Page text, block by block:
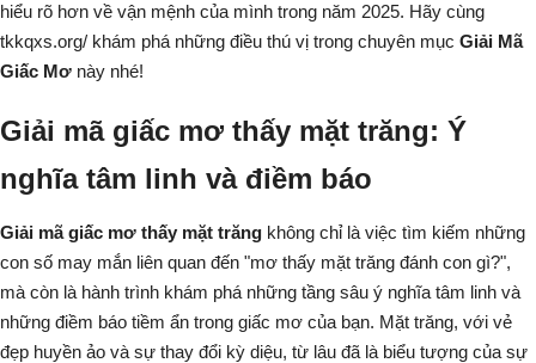
hiểu rõ hơn về vận mệnh của mình trong năm 2025. Hãy cùng
tkkqxs.org/ khám phá những điều thú vị trong chuyên mục Giải Mã
Giấc Mơ này nhé!
Giải mã giấc mơ thấy mặt trăng: Ý
nghĩa tâm linh và điềm báo
Giải mã giấc mơ thấy mặt trăng không chỉ là việc tìm kiếm những
con số may mắn liên quan đến "mơ thấy mặt trăng đánh con gì?",
mà còn là hành trình khám phá những tầng sâu ý nghĩa tâm linh và
những điềm báo tiềm ẩn trong giấc mơ của bạn. Mặt trăng, với vẻ
đẹp huyền ảo và sự thay đổi kỳ diệu, từ lâu đã là biểu tượng của sự